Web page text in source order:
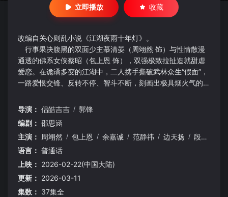
立即播放 收藏
改编自关心则乱小说《江湖夜雨十年灯》。
行事果决腹黑的双面少主慕清晏（周翊然 饰）与性情散漫
通透的佛系女侠蔡昭（包上恩 饰），双强极致拉扯造就甜虐
爱恋。在诡谲多变的江湖中，二人携手撕破武林众生“假面”，
一路爱恨交锋、反转不停、智斗不断，刻画出极具烟火气的侠
导演： 侣皓吉吉 / 郭锋
编剧： 邵思涵
主演：
周翊然 / 包上恩 / 余嘉诚 / 范静祎 / 边天扬 / 段钰
语言： 普通话
上映： 2026-02-22(中国大陆)
更新： 2026-03-11
集数： 37集全